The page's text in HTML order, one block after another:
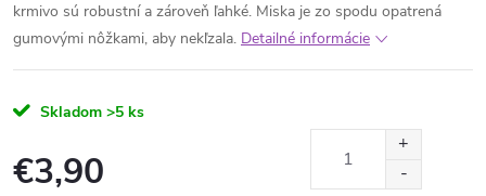
krmivo sú robustní a zároveň ľahké. Miska je zo spodu opatrená
gumovými nôžkami, aby nekľzala. Detailné informácie
Skladom >5 ks
€3,90